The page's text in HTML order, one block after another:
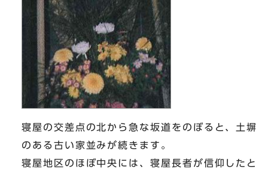
寝屋の交差点の北から急な坂道をのぼると、土塀
のある古い家並みが続きます。
寝屋地区のほぼ中央には、寝屋長者が信仰したと